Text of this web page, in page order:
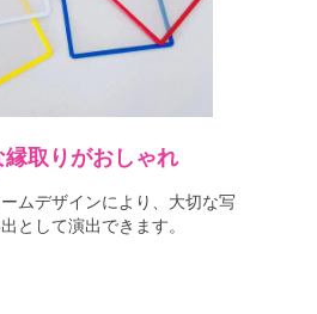
縁取りがおしゃれ
ムデザインにより、大切な写
として演出できます。